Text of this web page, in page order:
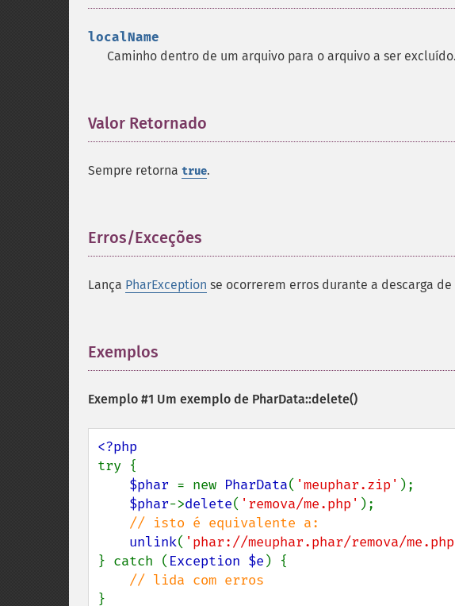
localName
Caminho dentro de um arquivo para o arquivo a ser excluído.
Valor Retornado
Sempre retorna true.
Erros/Exceções
Lança PharException se ocorrerem erros durante a descarga
Exemplos
Exemplo #1 Um exemplo de PharData::delete()
try {
$phar = new PharData( 'meuphar.zip' );
$phar->delete( 'remova/me.php' );
// isto é equivalente a:
unlink( 'phar://meuphar.phar/remova/
} catch ( Exception $e ) {